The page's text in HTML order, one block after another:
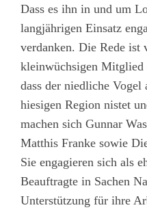
Dass es ihn in und um
langjährigen Einsatz
verdanken. Die Rede ist
kleinwüchsigen
dass der niedliche
hiesigen Region nistet
machen sich Gunnar
Matthis Franke sowie
Sie engagieren sich als
Beauftragte in Sachen
Unterstützung für ihre